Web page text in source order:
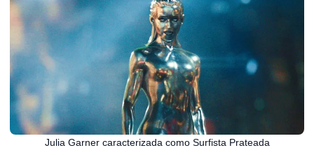
Julia Garner caracterizada como Surfista Prateada